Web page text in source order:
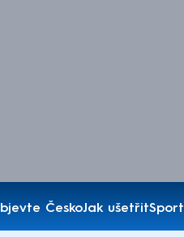
ČeskoJak ušetřitSport